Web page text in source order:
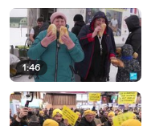
1:46